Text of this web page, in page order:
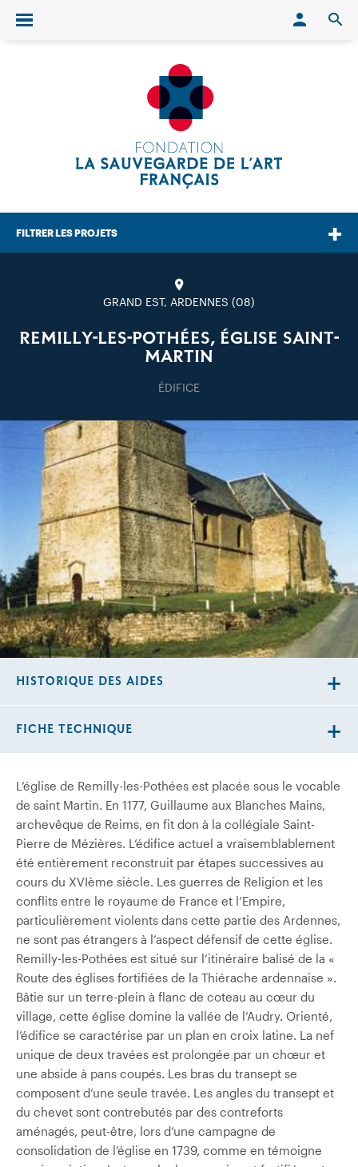
Ouvrir/fermer le menu
FILTRER LES PROJETS
GRAND EST, ARDENNES (08)
REMILLY-LES-POTHÉES, ÉGLISE SAINT-
MARTIN
ÉDIFICE
L’église de Remilly-les-Pothées est placée sous le vocable
de saint Martin. En 1177, Guillaume aux Blanches Mains,
archevêque de Reims, en fit don à la collégiale Saint-
Pierre de Mézières. L’édifice actuel a vraisemblablement
été entièrement reconstruit par étapes successives au
cours du XVIème siècle. Les guerres de Religion et les
conflits entre le royaume de France et l’Empire,
particulièrement violents dans cette partie des Ardennes,
ne sont pas étrangers à l’aspect défensif de cette église.
Remilly-les-Pothées est situé sur l’itinéraire balisé de la «
Route des églises fortifiées de la Thiérache ardennaise ».
Bâtie sur un terre-plein à flanc de coteau au cœur du
village, cette église domine la vallée de l’Audry. Orienté,
l’édifice se caractérise par un plan en croix latine. La nef
unique de deux travées est prolongée par un chœur et
une abside à pans coupés. Les bras du transept se
composent d’une seule travée. Les angles du transept et
du chevet sont contrebutés par des contreforts
aménagés, peut-être, lors d’une campagne de
consolidation de l’église en 1739, comme en témoigne
HISTORIQUE DES AIDES
FICHE TECHNIQUE